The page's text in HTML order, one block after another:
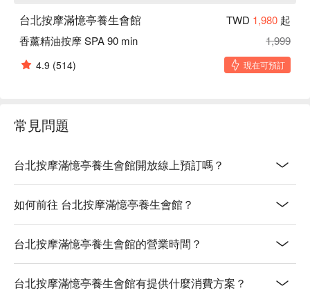
台北按摩滿憶亭養生會館 TWD 1,980 起
香薰精油按摩 SPA 90 min
1,999
4.9 (514) 現在可預訂
常見問題
台北按摩滿憶亭養生會館開放線上預訂嗎？
如何前往 台北按摩滿憶亭養生會館？
台北按摩滿憶亭養生會館的營業時間？
台北按摩滿憶亭養生會館有提供什麼消費方案？